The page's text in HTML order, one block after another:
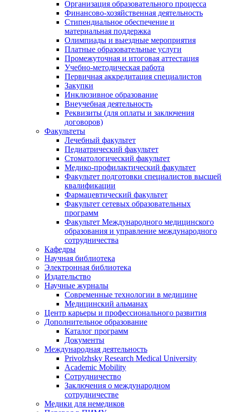
Организация образовательного процесса
Финансово-хозяйственная деятельность
Стипендиальное обеспечение и
материальная поддержка
Олимпиады и выездные мероприятия
Платные образовательные услуги
Промежуточная и итоговая аттестация
Учебно-методическая работа
Первичная аккредитация специалистов
Закупки
Инклюзивное образование
Внеучебная деятельность
Реквизиты (для оплаты и заключения
договоров)
Факультеты
Лечебный факультет
Педиатрический факультет
Стоматологический факультет
Медико-профилактический факультет
Факультет подготовки специалистов высшей
квалификации
Фармацевтический факультет
Факультет сетевых образовательных
программ
Факультет Международного медицинского
образования и управление международного
сотрудничества
Кафедры
Научная библиотека
Электронная библиотека
Издательство
Научные журналы
Современные технологии в медицине
Медицинский альманах
Центр карьеры и профессионального развития
Дополнительное образование
Каталог программ
Документы
Международная деятельность
Privolzhsky Research Medical University
Academic Mobility
Сотрудничество
Заключения о международном
сотрудничестве
Медики для немедиков